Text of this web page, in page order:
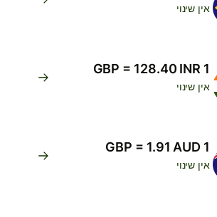
אין שינוי
1 GBP = 128.40 INR
אין שינוי
1 GBP = 1.91 AUD
אין שינוי